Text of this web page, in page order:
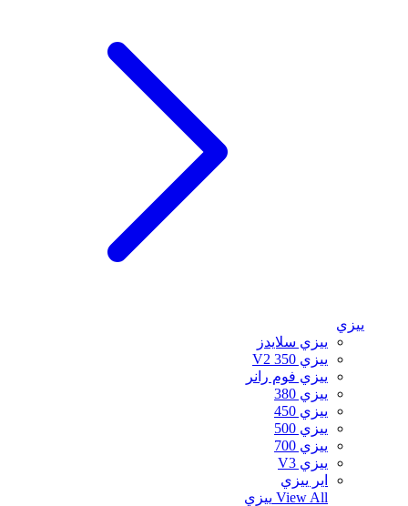
ييزي
ييزي سلايدز
ييزي 350 V2
ييزي فوم رانر
ييزي 380
ييزي 450
ييزي 500
ييزي 700
ييزي V3
اير ييزي
View All ييزي